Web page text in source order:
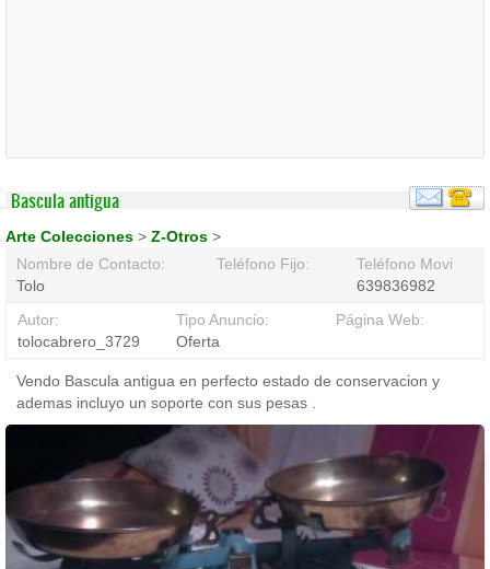
Bascula antigua
Arte Colecciones > Z-Otros >
Nombre de Contacto:
Tolo
Teléfono Fijo:
Teléfono Movil:
639836982
Autor:
tolocabrero_3729
Tipo Anuncio:
Oferta
Página Web:
Vendo Bascula antigua en perfecto estado de conservacion y
ademas incluyo un soporte con sus pesas .